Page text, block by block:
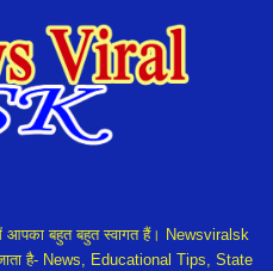
बहुत बहुत स्वागत हैं। Newsviralsk
है- News, Educational Tips, State